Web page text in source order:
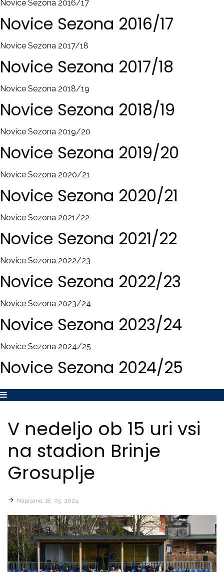
Novice Sezona 2016/17
Novice Sezona 2016/17
Novice Sezona 2017/18
Novice Sezona 2017/18
Novice Sezona 2018/19
Novice Sezona 2018/19
Novice Sezona 2019/20
Novice Sezona 2019/20
Novice Sezona 2020/21
Novice Sezona 2020/21
Novice Sezona 2021/22
Novice Sezona 2021/22
Novice Sezona 2022/23
Novice Sezona 2022/23
Novice Sezona 2023/24
Novice Sezona 2023/24
Novice Sezona 2024/25
Novice Sezona 2024/25
V nedeljo ob 15 uri vsi
na stadion Brinje
Grosuplje
Napisano: 18. 05. 2024